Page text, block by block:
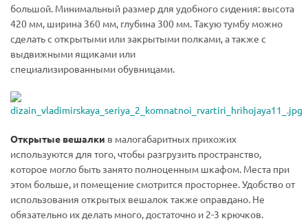
большой. Минимальный размер для удобного сидения: высота
420 мм, ширина 360 мм, глубина 300 мм. Такую тумбу можно
сделать с открытыми или закрытыми полками, а также с
выдвижными ящиками или
специализированными обувницами.
Открытые вешалки в малогабаритных прихожих
используются для того, чтобы разгрузить пространство,
которое могло быть занято полноценным шкафом. Места при
этом больше, и помещение смотрится просторнее. Удобство от
использования открытых вешалок также оправдано. Не
обязательно их делать много, достаточно и 2-3 крючков.